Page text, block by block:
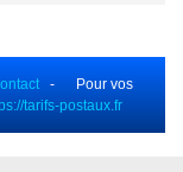
- Pour vos
tarifs-postaux.fr